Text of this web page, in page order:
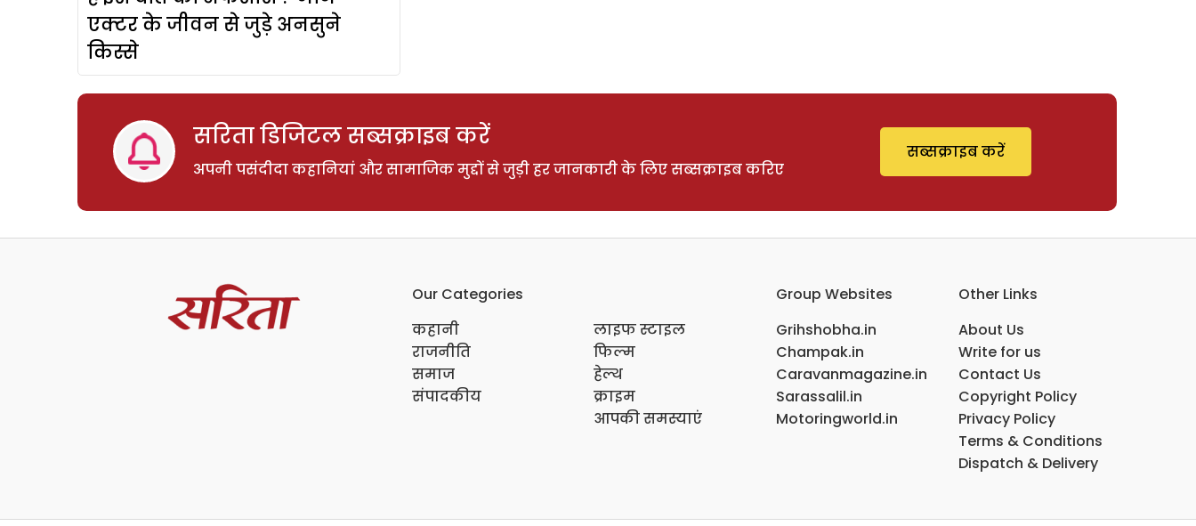
एक्टर के जीवन से जुड़े अनसुने
किस्से
सरिता डिजिटल सब्सक्राइब करें
अपनी पसंदीदा कहानियां और सामाजिक मुद्दों से जुड़ी हर जानकारी के लिए सब्सक्राइब करिए
सब्सक्राइब करें
Our Categories
कहानी
राजनीति
समाज
संपादकीय
लाइफ स्टाइल
फिल्म
हेल्थ
क्राइम
आपकी समस्याएं
Group Websites
Grihshobha.in
Champak.in
Caravanmagazine.in
Sarassalil.in
Motoringworld.in
Other Links
About Us
Write for us
Contact Us
Copyright Policy
Privacy Policy
Terms & Conditions
Dispatch & Delivery